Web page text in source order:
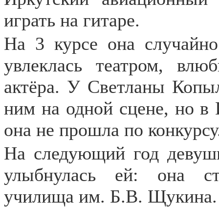
играть на гитаре.
На 3 курсе она
увлеклась театром,
актёра. У Светланы
ним на одной сцене, но в
она не прошла по
На следующий год
улыбнулась ей: она
училища им. Б.В. Щукина.